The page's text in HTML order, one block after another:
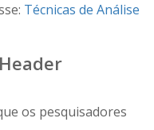
Técnicas de Análise
os pesquisadores